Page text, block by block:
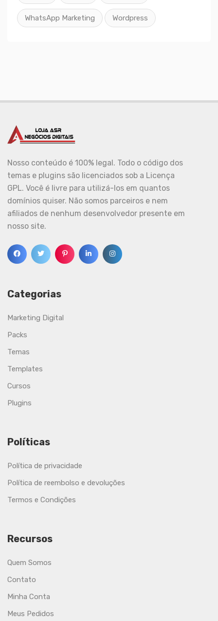
WhatsApp Marketing Wordpress
Nosso conteúdo é 100% legal. Todo o código dos
temas e plugins são licenciados sob a Licença
GPL. Você é livre para utilizá-los em quantos
domínios quiser. Não somos parceiros e nem
afiliados de nenhum desenvolvedor presente em
nosso site.
Categorias
Marketing Digital
Packs
Temas
Templates
Cursos
Plugins
Políticas
Política de privacidade
Política de reembolso e devoluções
Termos e Condições
Recursos
Quem Somos
Contato
Minha Conta
Meus Pedidos